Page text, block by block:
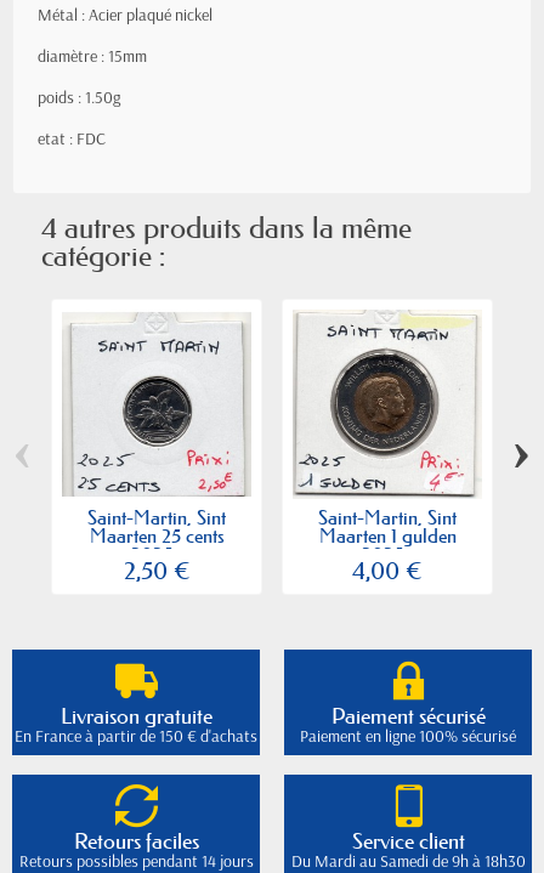
Métal : Acier plaqué nickel
diamètre : 15mm
poids : 1.50g
etat : FDC
4 autres produits dans la même
catégorie :
Saint-Martin, Sint
Maarten 25 cents
2025...
2,50 €
Saint-Martin, Sint
Maarten 1 gulden
2025...
4,00 €
‹ ›
Livraison gratuite
En France à partir de 150 € d'achats
Paiement sécurisé
Paiement en ligne 100% sécurisé
Retours faciles
Retours possibles pendant 14 jours
Service client
Du Mardi au Samedi de 9h à 18h30